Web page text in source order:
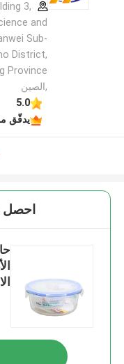
3,
and
Sub-
District,
,الصين
5.0
يدقّق